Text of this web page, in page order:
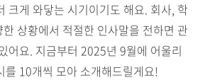
크게 와닿는 시기이기도 해요. 회사, 학
상황에서 적절한 인사말을 전하면 관
어요. 지금부터 2025년 9월에 어울리
를 10개씩 모아 소개해드릴게요!